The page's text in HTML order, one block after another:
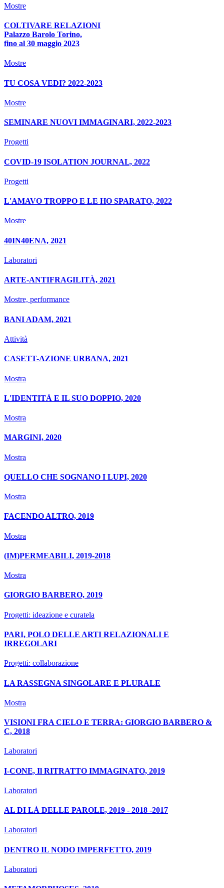
Mostre
COLTIVARE RELAZIONI
Palazzo Barolo Torino,
fino al 30 maggio 2023
Mostre
TU COSA VEDI? 2022-2023
Mostre
SEMINARE NUOVI IMMAGINARI, 2022-2023
Progetti
COVID-19 ISOLATION JOURNAL, 2022
Progetti
L'AMAVO TROPPO E LE HO SPARATO, 2022
Mostre
40IN40ENA, 2021
Laboratori
ARTE-ANTIFRAGILITÀ, 2021
Mostre, performance
BANI ADAM, 2021
Attività
CASETT-AZIONE URBANA, 2021
Mostra
L'IDENTITÀ E IL SUO DOPPIO, 2020
Mostra
MARGINI, 2020
Mostra
QUELLO CHE SOGNANO I LUPI, 2020
Mostra
FACENDO ALTRO, 2019
Mostra
(IM)PERMEABILI, 2019-2018
Mostra
GIORGIO BARBERO, 2019
Progetti: ideazione e curatela
PARI, POLO DELLE ARTI RELAZIONALI E
IRREGOLARI
Progetti: collaborazione
LA RASSEGNA SINGOLARE E PLURALE
Mostra
VISIONI FRA CIELO E TERRA: GIORGIO BARBERO &
C, 2018
Laboratori
I-CONE, Il RITRATTO IMMAGINATO, 2019
Laboratori
AL DI LÀ DELLE PAROLE, 2019 - 2018 -2017
Laboratori
DENTRO IL NODO IMPERFETTO, 2019
Laboratori